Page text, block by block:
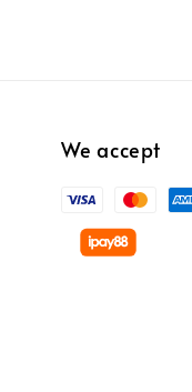
We accept